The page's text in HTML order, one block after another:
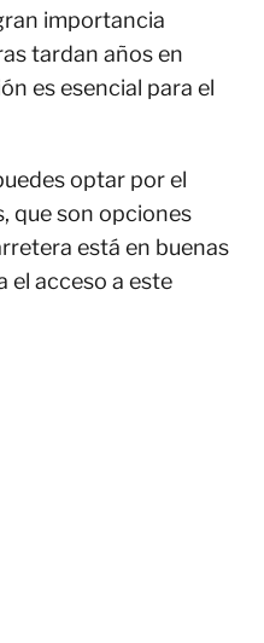
importancia
tardan años en
es esencial para el
optar por el
que son opciones
está en buenas
el acceso a este